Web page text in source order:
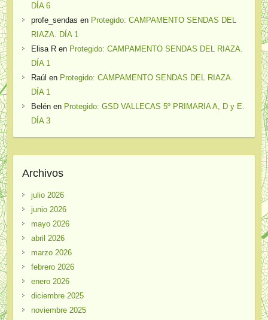
DÍA 6
profe_sendas en Protegido: CAMPAMENTO SENDAS DEL
RIAZA. DÍA 1
Elisa Ren Protegido: CAMPAMENTO SENDAS DEL RIAZA.
DÍA 1
Raúl en Protegido: CAMPAMENTO SENDAS DEL RIAZA.
DÍA 1
Belénen Protegido: GSD VALLECAS 5º PRIMARIA A, D y E.
DÍA 3
Archivos
julio 2026
junio 2026
mayo 2026
abril 2026
marzo 2026
febrero 2026
enero 2026
diciembre 2025
noviembre 2025